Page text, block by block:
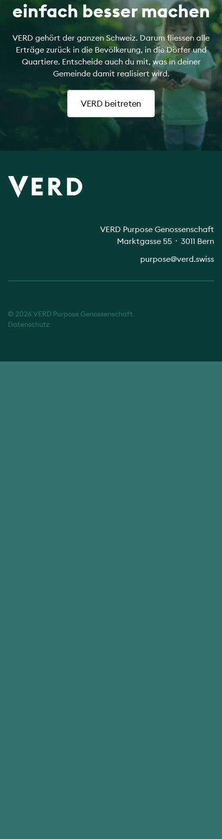
einfach besser machen
VERD gehört der ganzen Schweiz. Darum fliessen alle
Erträge zurück in die Bevölkerung, in die Dörfer und
Quartiere. Entscheide auch du mit, was in deiner
Gemeinde damit realisiert wird.
VERD beitreten
VERD Purpose Genossenschaft
Marktgasse 55 ᛫ 3011 Bern
purpose@verd.swiss
© 2026 VERD Purpose Genossenschaft
Datenschutz